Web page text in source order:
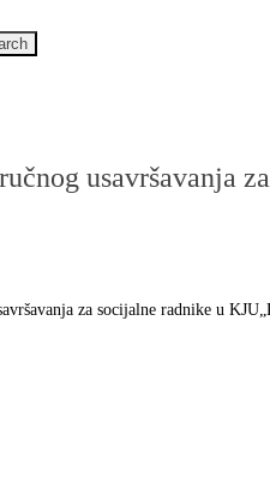
usavršavanja
za socijalne radnike u